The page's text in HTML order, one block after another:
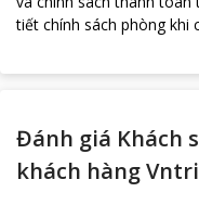
tiết chính sách phòng khi
Đánh giá Khách
khách hàng